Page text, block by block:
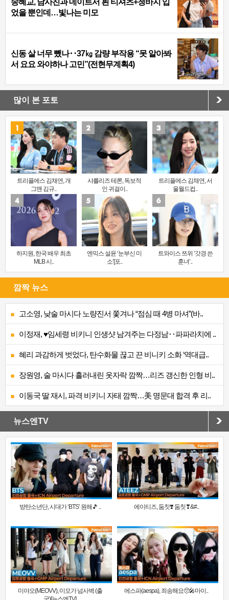
었을 뿐인데…빛나는 미모
신동 살 너무 뺐나‥37㎏ 감량 부작용 “못 알아봐
서 요요 와야하나 고민”(전현무계획4)
많이 본 포토
트리플에스 김채연, 개
그맨 김규..
샤를리즈 테론, 독보적
인 귀걸이..
트리플에스 김채연, 서
울월드컵..
하지원, 한국 배우 최초
MLB 시..
엔믹스 설윤 ‘눈부신 미
소’[포..
트와이스 쯔위 ‘갓경 쓴
훈녀’..
깜짝 뉴스
고소영, 낮술 마시다 노량진서 쫓겨나 “점심 때 4병 마셔”(바..
이정재, ♥임세령 비키니 인생샷 남겨주는 다정남‥파파라치에 ..
혜리 과감하게 벗었다, 탄수화물 끊고 끈 비니키 소화 ‘역대급..
장원영, 술 마시다 흘러내린 옷자락 깜짝…리즈 갱신한 인형 비..
이동국 딸 재시, 파격 비키니 자태 깜짝…美 명문대 합격 후 리..
뉴스엔TV
방탄소년단, 시대가 ‘BTS’ 원해🎵 .. 에이티즈, 둠칫❣️ 둠칫❣&#..
미야오(MEOVV), 미모가 넘사벽 (출
에스파(aespa), 죄송해요🥺🎤마이..